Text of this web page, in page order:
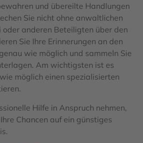
und übereilte Handlungen
Sie nicht ohne anwaltlichen
oder anderen Beteiligten über den
Sie Ihre Erinnerungen an den
wie möglich und sammeln Sie
Am wichtigsten ist es
möglich einen spezialisierten
Hilfe in Anspruch nehmen,
Chancen auf ein günstiges